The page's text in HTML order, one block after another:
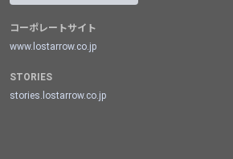
コーポレートサイト
www.lostarrow.co.jp
STORIES
stories.lostarrow.co.jp